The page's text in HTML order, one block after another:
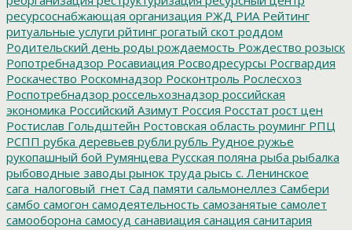
ресурсоснабжающая организация РЖД РИА Рейтинг
ритуальные услуги рйтинг рогатый скот роддом
Родительский день роды рождаемость Рождество розыск
Ропотребнадзор Росавиация Росводресурсы Росгвардия
Роскачество Роскомнадзор Росконтроль Рослесхоз
Роспотребнадзор россельхознадзор российская
экономика Российский Азимут Россия Росстат рост цен
Ростислав Гольдштейн Ростовская область роуминг РПЦ
РСПП рубка деревьев рубли рубль Рудное ружье
рукопашный бой Румянцева Русская поляна рыба рыбалка
рыбоводные заводы рынок труда рысь с. Ленинское
сага_налоговый_гнет Сад памяти сальмонеллез Самбери
самбо самогон самодеятельность самозанятые самолет
самооборона самосуд санавиация санация санитария